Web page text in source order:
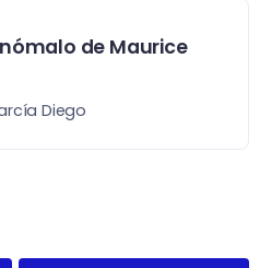
de Maurice
Diego